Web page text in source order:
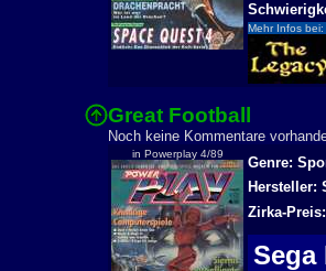
Mehr Infos bei:
Great Football
Noch keine Kommentare
in Powerplay 4/89
Genre:
Hersteller:
Zirka-